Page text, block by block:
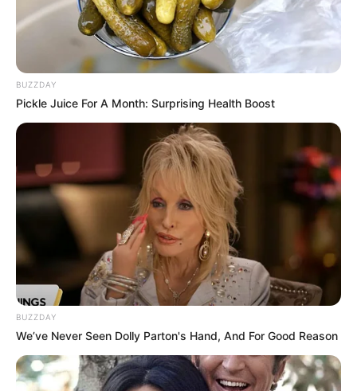
BUZZDAY
Pickle Juice For A Month: Surprising Health Boost
BUZZDAY
We’ve Never Seen Dolly Parton's Hand, And For Good Reason